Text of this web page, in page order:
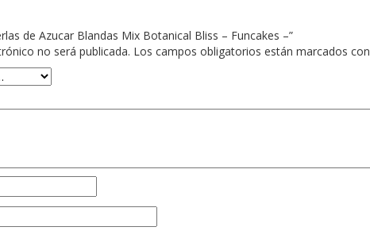
de Azucar Blandas Mix Botanical Bliss – Funcakes –”
no será publicada. Los campos obligatorios están marcados con